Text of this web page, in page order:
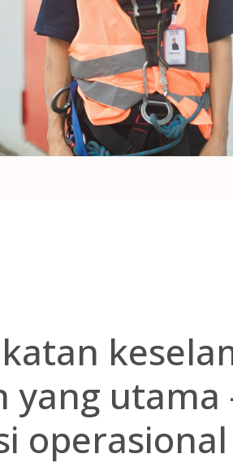
yang utama